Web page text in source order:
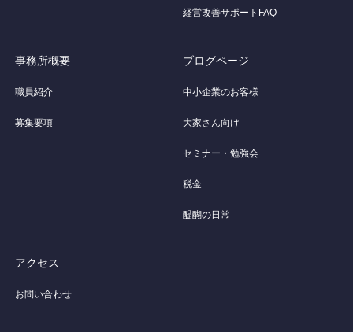
経営改善サポートFAQ
事務所概要
職員紹介
募集要項
ブログページ
中小企業のお客様
大家さん向け
セミナー・勉強会
税金
醍醐の日常
アクセス
お問い合わせ